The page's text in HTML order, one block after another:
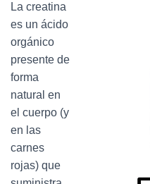
La creatina
es un ácido
orgánico
presente de
forma
natural en
el cuerpo (y
en las
carnes
rojas) que